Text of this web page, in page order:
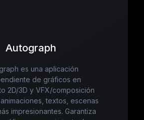
Autograph
es una aplicación
de gráficos en
2D/3D y VFX/composición
textos, escenas
impresionantes. Garantiza